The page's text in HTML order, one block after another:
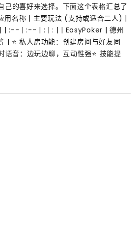
己的喜好来选择。下面这个表格汇总了
用名称 | 主要玩法 (支持或适合二人) |
| | :-- | :-- | : | : | | EasyPoker | 德州
| ⭐ 私人房功能：创建房间与好友同
语音：边玩边聊，互动性强⭐ 技能提